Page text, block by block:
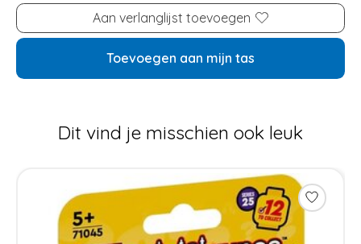
Aan verlanglijst toevoegen
Toevoegen aan mijn tas
Dit vind je misschien ook leuk